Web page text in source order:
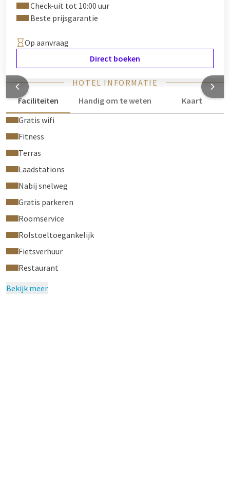
Check-uit tot 10:00 uur
Beste prijsgarantie
Op aanvraag
Direct boeken
HOTEL INFORMATIE
Faciliteiten
Handig om te weten
Kaart
Gratis wifi
Fitness
Terras
Laadstations
Nabij snelweg
Gratis parkeren
Roomservice
Rolstoeltoegankelijk
Fietsverhuur
Restaurant
Bekijk meer